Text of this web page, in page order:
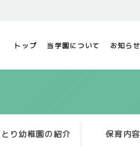
トップ 当学園について お知らせ
り幼稚園の紹介 保育内容